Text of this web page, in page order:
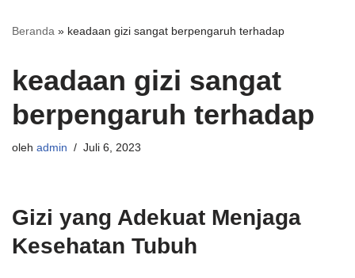
Beranda » keadaan gizi sangat berpengaruh terhadap
keadaan gizi sangat
berpengaruh terhadap
oleh admin Juli 6, 2023
Gizi yang Adekuat Menjaga
Kesehatan Tubuh